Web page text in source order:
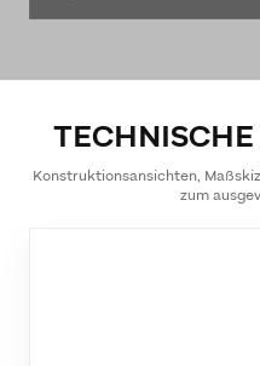
Konstruktionsansichten,
zum